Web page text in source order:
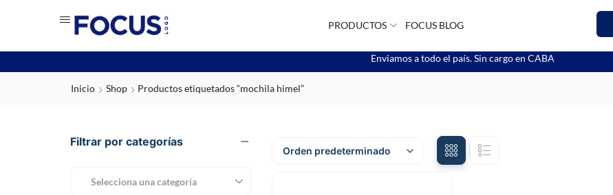
PRODUCTOS FOCUS BLOG
Enviamos a todo el país. Sin cargo en CABA
Inicio Shop Productos etiquetados “mochila himel”
Filtrar por categorías
Selecciona una categoría